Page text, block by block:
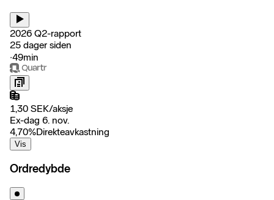
2026 Q2-rapport
25 dager siden
‧49min
1,30 SEK/aksje
Ex-dag 6. nov.
4,70%Direkteavkastning
Vis
Ordredybde